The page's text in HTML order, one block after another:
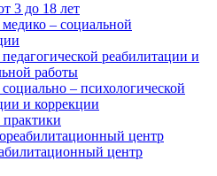
3 до 18 лет
– социальной
реабилитации и
работы
– психологической
и коррекции
центр
центр